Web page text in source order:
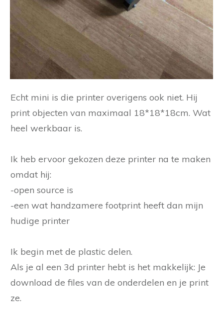
Echt mini is die printer overigens ook niet. Hij
print objecten van maximaal 18*18*18cm. Wat
heel werkbaar is.
Ik heb ervoor gekozen deze printer na te maken
omdat hij:
-open source is
-een wat handzamere footprint heeft dan mijn
hudige printer
Ik begin met de plastic delen.
Als je al een 3d printer hebt is het makkelijk: Je
download de files van de onderdelen en je print
ze.